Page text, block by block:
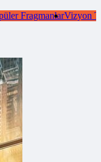
FragmanlarVizyon